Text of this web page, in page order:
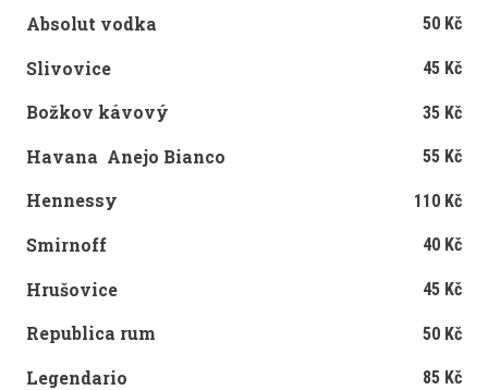
Absolut vodka 50 Kč
Slivovice 45 Kč
Božkov kávový 35 Kč
Havana Anejo Bianco 55 Kč
Hennessy 110 Kč
Smirnoff 40 Kč
Hrušovice 45 Kč
Republica rum 50 Kč
Legendario 85 Kč